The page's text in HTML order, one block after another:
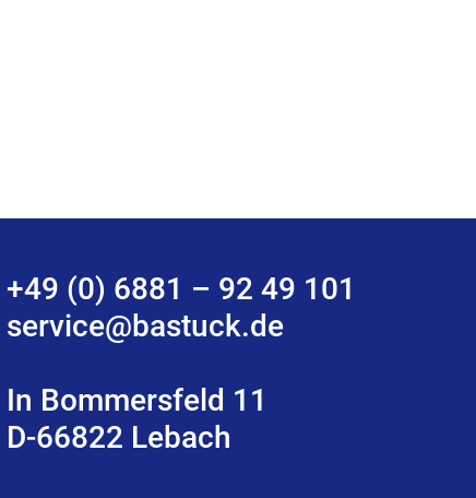
+49 (0) 6881 – 92 49 101
service@bastuck.de
In Bommersfeld 11
D-66822 Lebach